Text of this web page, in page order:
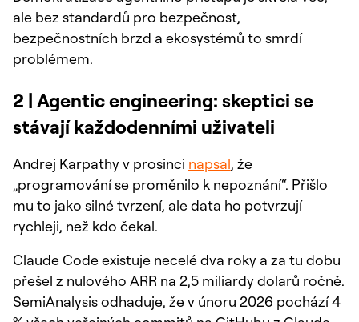
ale bez standardů pro bezpečnost,
bezpečnostních brzd a ekosystémů to smrdí
problémem.
2 | Agentic engineering: skeptici se
stávají každodenními uživateli
Andrej Karpathy v prosinci napsal, že
„programování se proměnilo k nepoznání“. Přišlo
mu to jako silné tvrzení, ale data ho potvrzují
rychleji, než kdo čekal.
Claude Code existuje necelé dva roky a za tu dobu
přešel z nulového ARR na 2,5 miliardy dolarů ročně.
SemiAnalysis odhaduje, že v únoru 2026 pochází 4